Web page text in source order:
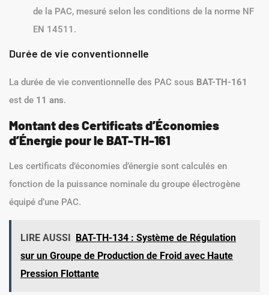
de la PAC, mesuré selon les conditions de la norme NF
EN 14511.
Durée de vie conventionnelle
La durée de vie conventionnelle des PAC sous BAT-TH-161
est de 11 ans.
Montant des Certificats d’Économies
d’Énergie pour le BAT-TH-161
Les certificats d’économies d’énergie sont calculés en
fonction de la puissance nominale du groupe électrogène
équipé d’une PAC.
LIRE AUSSI BAT-TH-134 : Système de Régulation
sur un Groupe de Production de Froid avec Haute
Pression Flottante